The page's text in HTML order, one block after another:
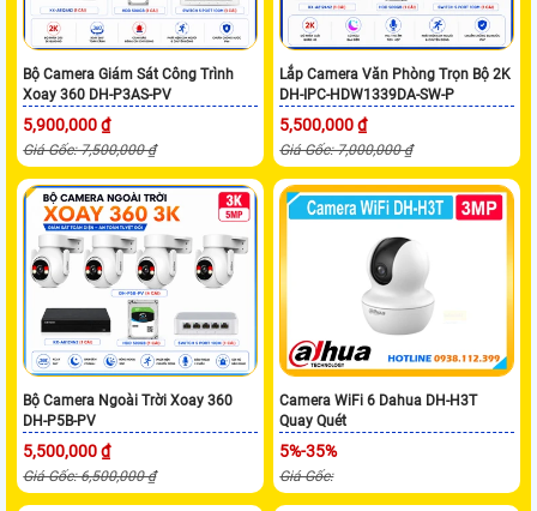
Bộ Camera Giám Sát Công Trình
Xoay 360 DH-P3AS-PV
5,900,000 ₫
Giá Gốc: 7,500,000 ₫
Lắp Camera Văn Phòng Trọn Bộ 2K
DH-IPC-HDW1339DA-SW-P
5,500,000 ₫
Giá Gốc: 7,000,000 ₫
Bộ Camera Ngoài Trời Xoay 360
DH-P5B-PV
5,500,000 ₫
Giá Gốc: 6,500,000 ₫
Camera WiFi 6 Dahua DH-H3T
Quay Quét
5%-35%
Giá Gốc: